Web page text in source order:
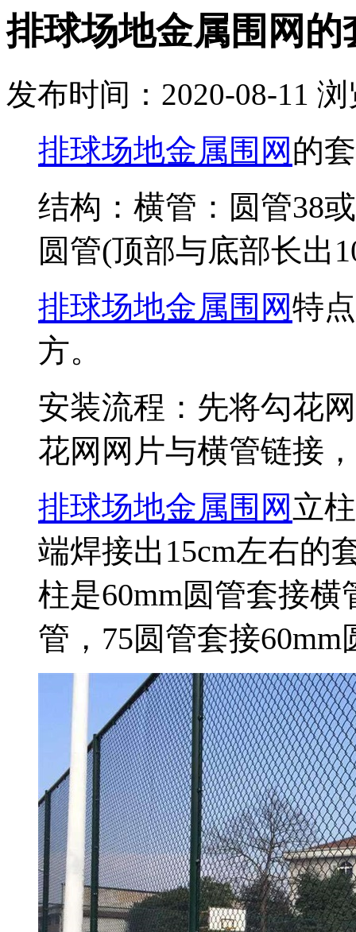
排球场地金属围网的
发布时间：2020-08-11 浏
排球场地金属围网 的
结构：横管：圆管38
圆管(顶部与底部长出
排球场地金属围网特
方。
安装流程：先将勾花
花网网片与横管链接
排球场地金属围网立
端焊接出15cm左右的
柱是60mm圆管套接横
管，75圆管套接60mm